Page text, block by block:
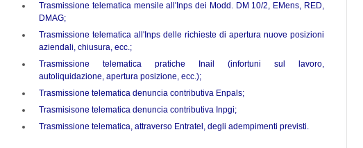
Trasmissione telematica mensile all'Inps dei Modd. DM 10/2, EMens, RED,
DMAG;
Trasmissione telematica all'Inps delle richieste di apertura nuove posizioni
aziendali, chiusura, ecc.;
Trasmissione telematica pratiche Inail (infortuni sul lavoro,
autoliquidazione, apertura posizione, ecc.);
Trasmissione telematica denuncia contributiva Enpals;
Trasmisisone telematica denuncia contributiva Inpgi;
Trasmissione telematica, attraverso Entratel, degli adempimenti previsti.